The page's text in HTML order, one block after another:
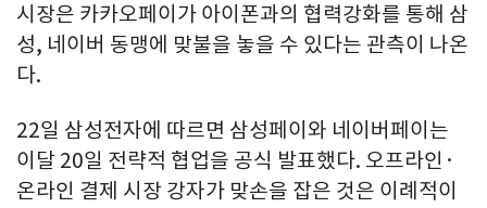
시장은 카카오페이가 아이폰과의 협력강화를 통해 삼
성, 네이버 동맹에 맞불을 놓을 수 있다는 관측이 나온
다.
22일 삼성전자에 따르면 삼성페이와 네이버페이는
이달 20일 전략적 협업을 공식 발표했다. 오프라인·
온라인 결제 시장 강자가 맞손을 잡은 것은 이례적이